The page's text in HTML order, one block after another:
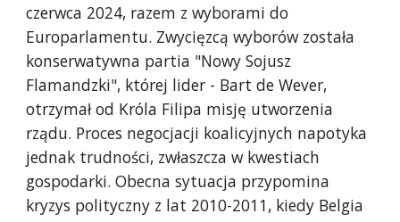
czerwca 2024, razem z wyborami do
Europarlamentu. Zwycięzcą wyborów została
konserwatywna partia "Nowy Sojusz
Flamandzki", której lider - Bart de Wever,
otrzymał od Króla Filipa misję utworzenia
rządu. Proces negocjacji koalicyjnych napotyka
jednak trudności, zwłaszcza w kwestiach
gospodarki. Obecna sytuacja przypomina
kryzys polityczny z lat 2010-2011, kiedy Belgia